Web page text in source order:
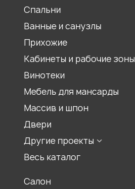
Шкаф под лестницей
Шкаф гармошка
Шкаф на балкон
Встроенный шкаф
Шкаф для спальни
Шкаф для гостиной
Спальни
Ванные и санузлы
Прихожие
Кабинеты и рабочие зоны
Винотеки
Мебель для мансарды
Массив и шпон
Двери
Другие проекты
Мебель для храмов
Столы обеденные
Весь каталог
Салон